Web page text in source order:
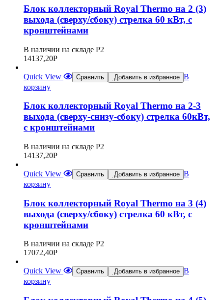
Блок коллекторный Royal Thermo на 2 (3)
выхода (сверху/сбоку) стрелка 60 кВт, с
кронштейнами
В наличии на складе Р2
14137,20Р
Quick View Сравнить Добавить в избранное В
корзину
Блок коллекторный Royal Thermo на 2-3
выхода (сверху-снизу-сбоку) стрелка 60кВт,
с кронштейнами
В наличии на складе Р2
14137,20Р
Quick View Сравнить Добавить в избранное В
корзину
Блок коллекторный Royal Thermo на 3 (4)
выхода (сверху/сбоку) стрелка 60 кВт, с
кронштейнами
В наличии на складе Р2
17072,40Р
Quick View Сравнить Добавить в избранное В
корзину